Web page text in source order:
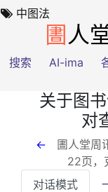
中图法
圕 人
搜索 AI-ima
关于图
对
←
圕人堂周
22页
对话模式